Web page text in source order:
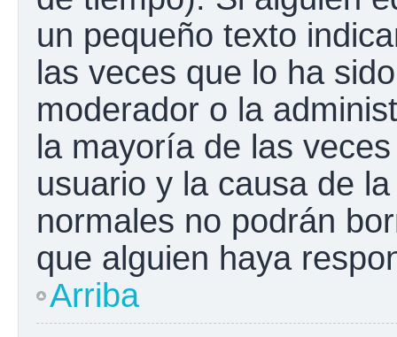
un pequeño texto
las veces que lo ha
moderador o la
la mayoría de las
usuario y la causa de
normales no podrán
que alguien haya
Arriba